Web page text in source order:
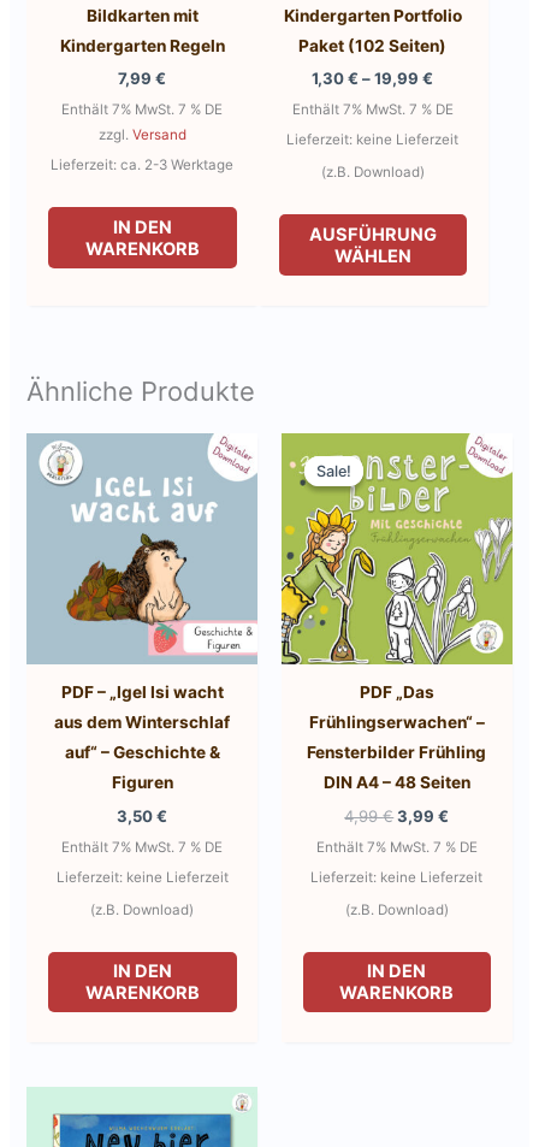
Bildkarten mit
Kindergarten Regeln
7,99€
Enthält 7% MwSt. 7 % DE
zzgl. Versand
Lieferzeit: ca. 2-3 Werktage
IN DEN
WARENKORB
Kindergarten Portfolio
Paket (102 Seiten)
1,30€ –19,99€
bis
19,99 €
Enthält 7% MwSt. 7 % DE
Lieferzeit: keine Lieferzeit
(z.B. Download)
AUSFÜHRUNG
WÄHLEN
Dieses
können
auf
der
gewählt
werden
Ähnliche Produkte
PDF – „Igel Isi wacht
aus dem Winterschlaf
auf“ – Geschichte &
Figuren
3,50€
Enthält 7% MwSt. 7 % DE
Lieferzeit: keine Lieferzeit
(z.B. Download)
IN DEN
WARENKORB
Sale!
Sale!
PDF „Das
Frühlingserwachen“ –
Fensterbilder Frühling
DIN A4 – 48 Seiten
4,99€Ursprünglicher
war:
4,99 €
3,99€
ist:
3,99 €.
Enthält 7% MwSt. 7 % DE
Lieferzeit: keine Lieferzeit
(z.B. Download)
IN DEN
WARENKORB